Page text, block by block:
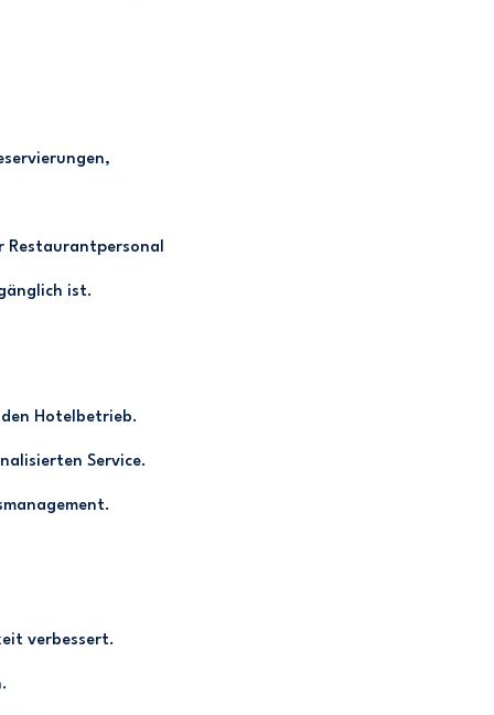
Restaurantpersonal
ist.
Hotelbetrieb.
Service.
verbessert.